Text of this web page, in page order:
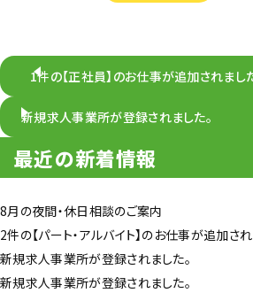
1件の【正社員】のお仕事が追加されまし
新規求人事業所が登録されました。
最近の新着情報
8月の夜間・休日相談のご案内
2件の【パート・アルバイト】のお仕事が追加され
新規求人事業所が登録されました。
新規求人事業所が登録されました。